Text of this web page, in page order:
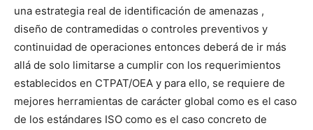
una estrategia real de identificación de amenazas ,
diseño de contramedidas o controles preventivos y
continuidad de operaciones entonces deberá de ir más
allá de solo limitarse a cumplir con los requerimientos
establecidos en CTPAT/OEA y para ello, se requiere de
mejores herramientas de carácter global como es el caso
de los estándares ISO como es el caso concreto de